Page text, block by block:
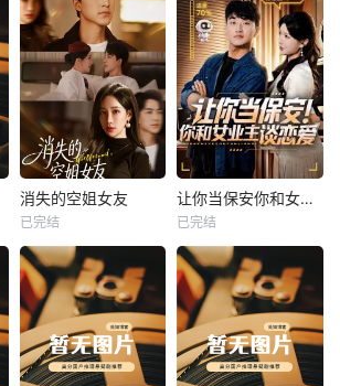
热播
未知
消失的空姐女友
已完结
热播
未知
让你当保安你和女业主谈恋爱
已完结